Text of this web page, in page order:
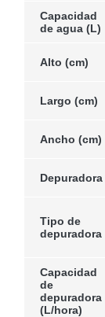
Capacidad
de agua (L)
Alto (cm)
Largo (cm)
Ancho (cm)
Depuradora
Tipo de
depuradora
Capacidad
de
depuradora
(L/hora)